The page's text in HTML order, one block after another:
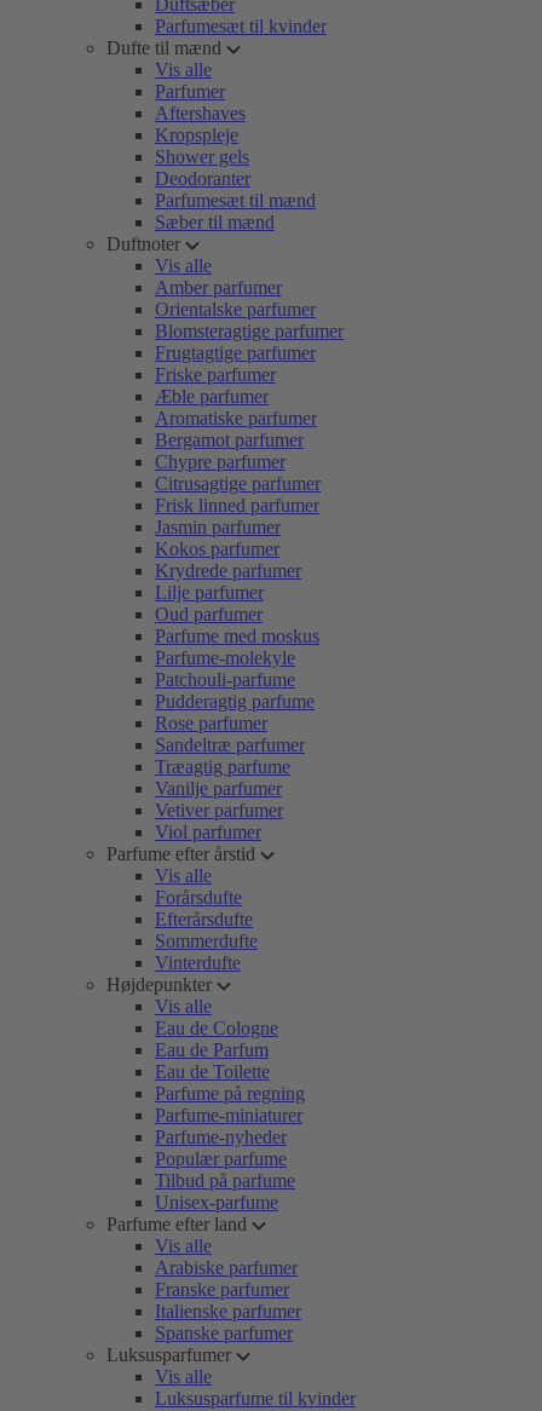
Duftsæber
Parfumesæt til kvinder
Dufte til mænd
Vis alle
Parfumer
Aftershaves
Kropspleje
Shower gels
Deodoranter
Parfumesæt til mænd
Sæber til mænd
Duftnoter
Vis alle
Amber parfumer
Orientalske parfumer
Blomsteragtige parfumer
Frugtagtige parfumer
Friske parfumer
Æble parfumer
Aromatiske parfumer
Bergamot parfumer
Chypre parfumer
Citrusagtige parfumer
Frisk linned parfumer
Jasmin parfumer
Kokos parfumer
Krydrede parfumer
Lilje parfumer
Oud parfumer
Parfume med moskus
Parfume-molekyle
Patchouli-parfume
Pudderagtig parfume
Rose parfumer
Sandeltræ parfumer
Træagtig parfume
Vanilje parfumer
Vetiver parfumer
Viol parfumer
Parfume efter årstid
Vis alle
Forårsdufte
Efterårsdufte
Sommerdufte
Vinterdufte
Højdepunkter
Vis alle
Eau de Cologne
Eau de Parfum
Eau de Toilette
Parfume på regning
Parfume-miniaturer
Parfume-nyheder
Populær parfume
Tilbud på parfume
Unisex-parfume
Parfume efter land
Vis alle
Arabiske parfumer
Franske parfumer
Italienske parfumer
Spanske parfumer
Luksusparfumer
Vis alle
Luksusparfume til kvinder